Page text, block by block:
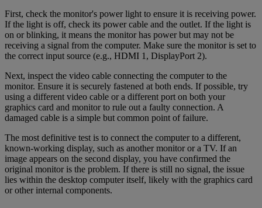
First, check the monitor's power light to ensure it is receiving power.
If the light is off, check its power cable and the outlet. If the light is
on or blinking, it means the monitor has power but may not be
receiving a signal from the computer. Make sure the monitor is set to
the correct input source (e.g., HDMI 1, DisplayPort 2).
Next, inspect the video cable connecting the computer to the
monitor. Ensure it is securely fastened at both ends. If possible, try
using a different video cable or a different port on both your
graphics card and monitor to rule out a faulty connection. A
damaged cable is a simple but common point of failure.
The most definitive test is to connect the computer to a different,
known-working display, such as another monitor or a TV. If an
image appears on the second display, you have confirmed the
original monitor is the problem. If there is still no signal, the issue
lies within the desktop computer itself, likely with the graphics card
or other internal components.